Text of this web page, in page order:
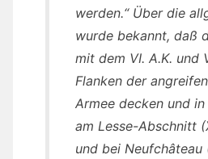
werden.“ Über die
wurde bekannt, daß
mit dem VI. A.K. und
Flanken der
Armee decken und
am Lesse-Abschnitt
und bei Neufchâteau